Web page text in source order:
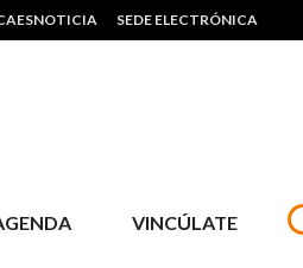
SEDE ELECTRÓNICA
VINCÚLATE